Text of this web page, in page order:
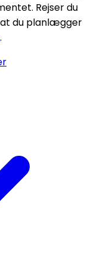
Rejser du
du planlægger
.